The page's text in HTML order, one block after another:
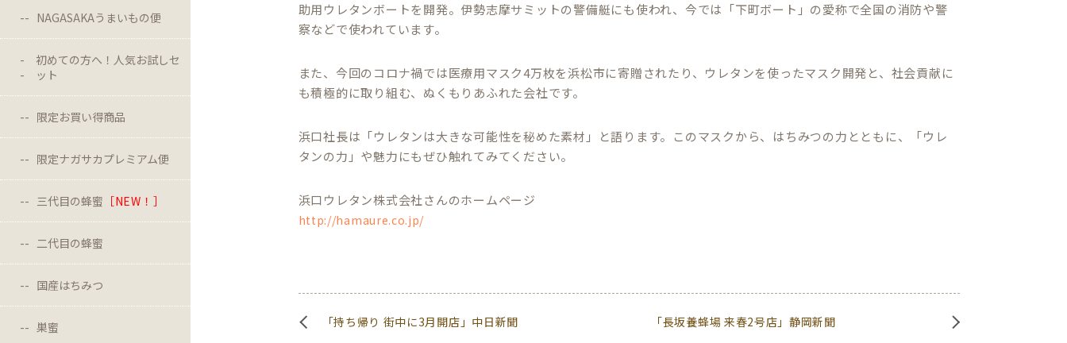
NAGASAKAうまいもの便
初めての方へ！人気お試しセ
ット
限定お買い得商品
限定ナガサカプレミアム便
三代目の蜂蜜 ［NEW！］
二代目の蜂蜜
国産はちみつ
巣蜜
助用ウレタンボートを開発。伊勢志摩サミットの警備艇にも使われ、今では「下町ボート」の愛称で全国の消防や警
察などで使われています。
また、今回のコロナ禍では医療用マスク4万枚を浜松市に寄贈されたり、ウレタンを使ったマスク開発と、社会貢献に
も積極的に取り組む、ぬくもりあふれた会社です。
浜口社長は「ウレタンは大きな可能性を秘めた素材」と語ります。このマスクから、はちみつの力とともに、「ウレ
タンの力」や魅力にもぜひ触れてみてください。
浜口ウレタン株式会社さんのホームページ
http://hamaure.co.jp/
「持ち帰り 街中に3月開店」中日新聞 「長坂養蜂場 来春2号店」静岡新聞